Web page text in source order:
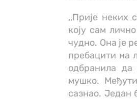
,,Прије неких
коју сам
чудно. Она је
пребацити на
одбранила да
мушко.
сазнао. Један